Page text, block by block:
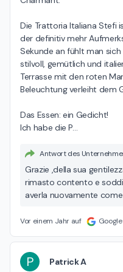
Die Trattoria Italiana Stefi
der definitiv mehr
Sekunde an fühlt man
stilvoll, gemütlich und
Terrasse mit den roten
Beleuchtung verleiht dem
Das Essen: ein Gedicht!
Ich habe die P…
Antwort des
Grazie ,della sua
rimasto contento e
averla nuovamente
Vor einem Jahr auf Google
P Patrick A